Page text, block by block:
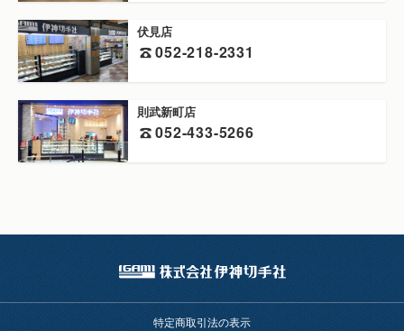
伏見店
052-218-2331
則武新町店
052-433-5266
特定商取引法の表示